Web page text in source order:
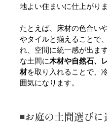
地よい住まいに仕上がりま
たとえば、床材の色合い
やタイルと揃えることで
れ、空間に統一感が出ま
な土間に木材や自然石、
材を取り入れることで、
囲気になります。
◾️お庭の土間選びに